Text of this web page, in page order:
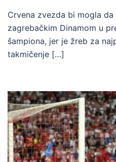
Crvena zvezda bi mogla da
zagrebačkim Dinamom u
šampiona, jer je žreb za
takmičenje […]